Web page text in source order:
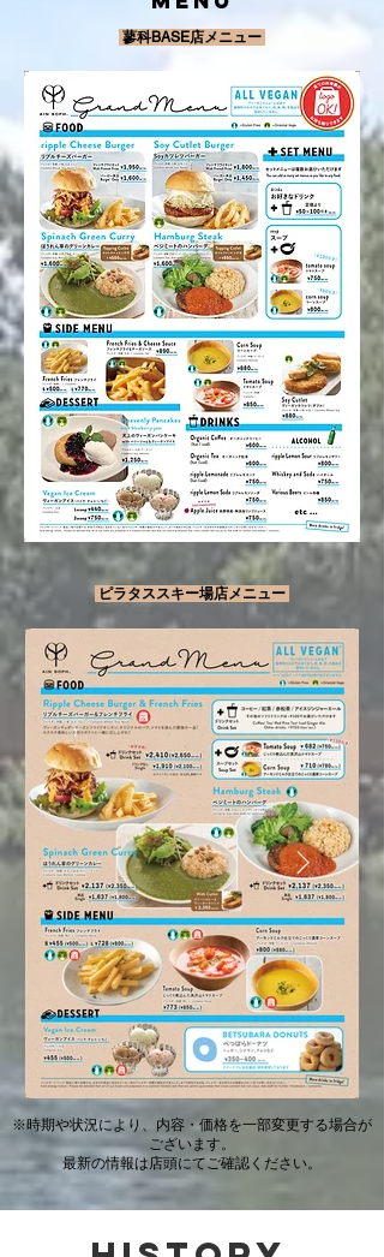
蓼科BASE店メニュー
ピラタススキー場店メニュー
平日メニュー 休
※時期や状況により、内容・価格を一部変更する場合が
ございます。
最新の情報は店頭にてご確認ください。